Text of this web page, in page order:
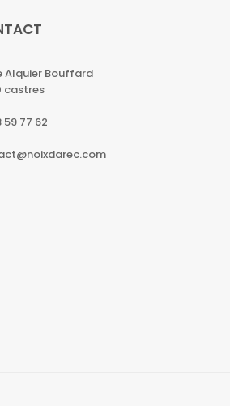
Alquier Bouffard
castres
59 77 62